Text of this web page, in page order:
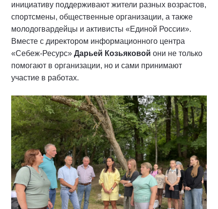
инициативу поддерживают жители разных возрастов,
спортсмены, общественные организации, а также
молодогвардейцы и активисты «Единой России».
Вместе с директором информационного центра
«Себеж-Ресурс» Дарьей Козьяковой они не только
помогают в организации, но и сами принимают
участие в работах.